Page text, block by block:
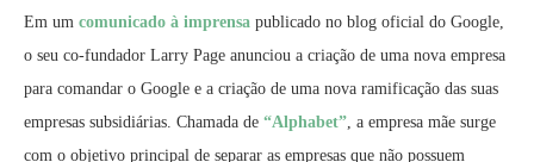
Em um comunicado à imprensa publicado no blog oficial do Google,
o seu co-fundador Larry Page anunciou a criação de uma nova empresa
para comandar o Google e a criação de uma nova ramificação das suas
empresas subsidiárias. Chamada de “Alphabet” , a empresa mãe surge
com o objetivo principal de separar as empresas que não possuem